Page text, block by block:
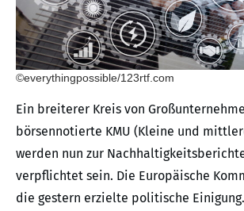
©everythingpossible/123rtf.com
Ein breiterer Kreis von
börsennotierte KMU (Kleine und
werden nun zur
verpflichtet sein. Die Europäische
die gestern erzielte politische